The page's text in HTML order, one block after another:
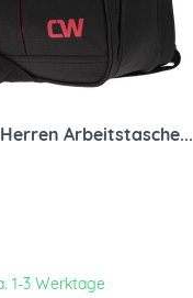
Arbeitstasche...
1-3 Werktage